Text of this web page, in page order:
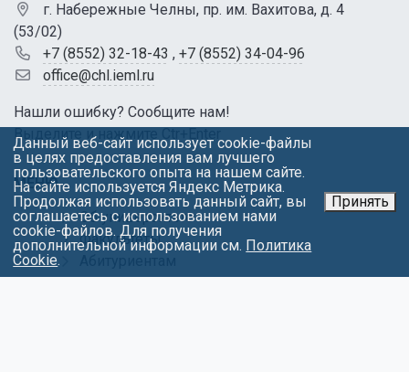
г. Набережные Челны, пр. им. Вахитова, д. 4
(53/02)
+7 (8552) 32-18-43 , +7 (8552) 34-04-96
office@chl.ieml.ru
Нашли ошибку? Сообщите нам!
Выделите и нажмите Ctr+Enter
МЕНЮ
Об университете
Факультеты
Студентам
Данный веб-сайт использует cookie-файлы
в целях предоставления вам лучшего
пользовательского опыта на нашем сайте.
На сайте используется Яндекс Метрика.
Продолжая использовать данный сайт, вы
соглашаетесь с использованием нами
cookie-файлов. Для получения
дополнительной информации см. Политика
Cookie.
Принять